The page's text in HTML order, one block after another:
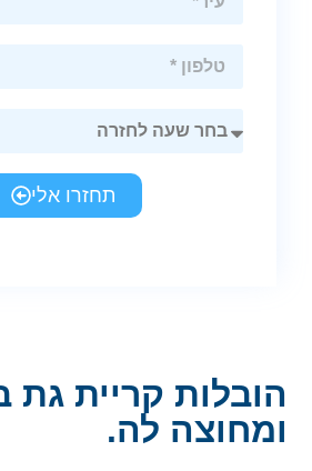
הובלות קריית גת
ומחוצה לה.
תחזרו אלי